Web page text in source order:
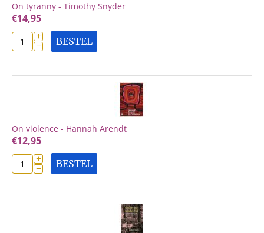
On tyranny - Timothy Snyder
€14,95
+
− BESTEL
On violence - Hannah Arendt
€12,95
+
− BESTEL